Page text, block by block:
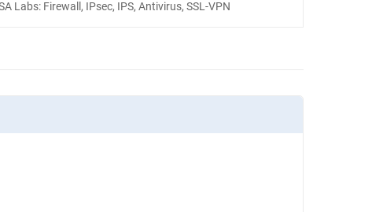
Labs: Firewall, IPsec, IPS, Antivirus, SSL-VPN